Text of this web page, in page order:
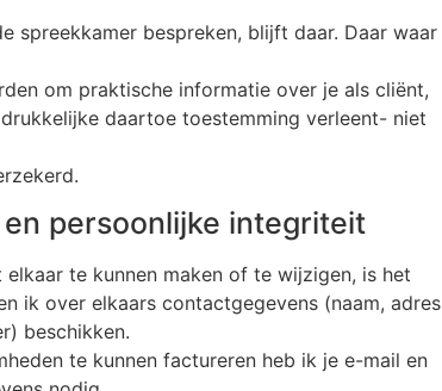
spreekkamer bespreken, blijft daar. Daar waar
om praktische informatie over je als cliënt,
daartoe toestemming verleent- niet
en persoonlijke integriteit
elkaar te kunnen maken of te wijzigen, is het
ik over elkaars contactgegevens (naam, adres
beschikken.
te kunnen factureren heb ik je e-mail en